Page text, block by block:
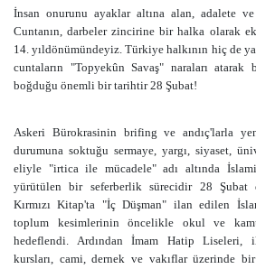
İnsan onurunu ayaklar altına alan, adalete
Cuntanın, darbeler zincirine bir halka olarak
14. yıldönümündeyiz. Türkiye halkının hiç de
cuntaların "Topyekûn Savaş" naraları
boğduğu önemli bir tarihtir 28 Şubat!
Askeri Bürokrasinin brifing ve andıç'larla
durumuna soktuğu sermaye, yargı, siyaset,
eliyle "irtica ile mücadele" adı altında
yürütülen bir seferberlik sürecidir 28 Şubat
Kırmızı Kitap'ta "İç Düşman" ilan edilen
toplum kesimlerinin öncelikle okul ve
hedeflendi. Ardından İmam Hatip Liseleri,
kursları, cami, dernek ve vakıflar üzerinde